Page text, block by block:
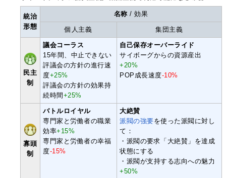
統治
形態
名称 / 効果
個人主義 集団主義
民主
制
議会コーラス
15年間、中止できない
評議会の方針の進行速
度+25%
評議会の方針の効果持
続時間+25%
自己保存オーバーライド
サイボーグからの資源産出
+20%
POP成長速度-10%
寡頭
制
バトルロイヤル
専門家と労働者の職業
効率+15%
専門家と労働者の幸福
度-15%
大絶賛
派閥の強要を使った派閥に対し
て：
・派閥の要求「大絶賛」を達成
状態にする
・派閥が支持する志向への魅力
+50%